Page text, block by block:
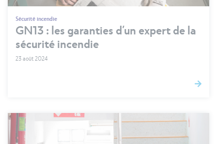
Sécurité incendie
GN13 : les garanties d’un expert de la
sécurité incendie
23 août 2024